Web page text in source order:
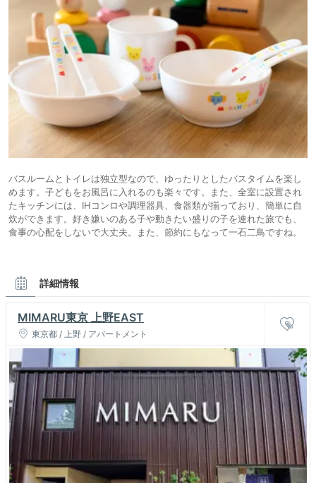
バスルームとトイレは独立型なので、ゆったりとしたバスタイムを楽し
めます。子どもをお風呂に入れるのも楽々です。また、全室に設置され
たキッチンには、IHコンロや調理器具、食器類が揃っており、簡単に自
炊ができます。好き嫌いのある子や動きたい盛りの子を連れた旅でも、
食事の心配をしないで大丈夫。また、節約にもなって一石二鳥ですね。
詳細情報
MIMARU東京 上野EAST
東京都 / 上野 / アパートメント